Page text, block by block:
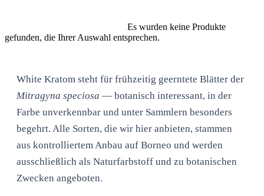
Es wurden keine Produkte
gefunden, die Ihrer Auswahl entsprechen.
White Kratom steht für frühzeitig geerntete Blätter der
Mitragyna speciosa — botanisch interessant, in der
Farbe unverkennbar und unter Sammlern besonders
begehrt. Alle Sorten, die wir hier anbieten, stammen
aus kontrolliertem Anbau auf Borneo und werden
ausschließlich als Naturfarbstoff und zu botanischen
Zwecken angeboten.